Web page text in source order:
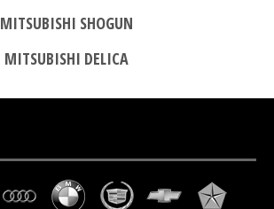
MITSUBISHI SHOGUN
MITSUBISHI DELICA